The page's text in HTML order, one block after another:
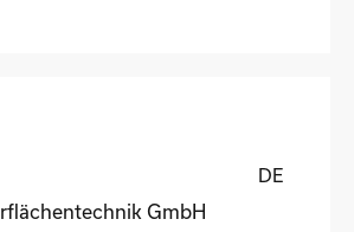
DE
GmbH